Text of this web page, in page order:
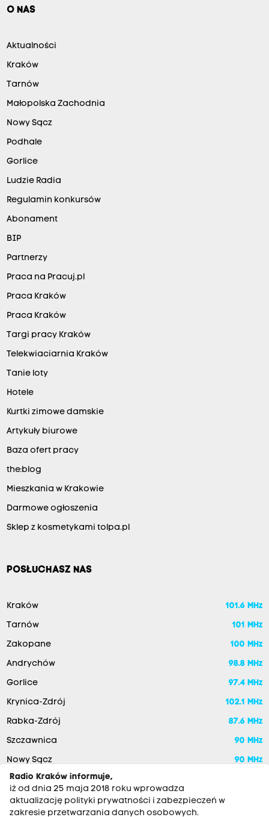
O NAS
Aktualności
Kraków
Tarnów
Małopolska Zachodnia
Nowy Sącz
Podhale
Gorlice
Ludzie Radia
Regulamin konkursów
Abonament
BIP
Partnerzy
Praca na Pracuj.pl
Praca Kraków
Praca Kraków
Targi pracy Kraków
Telekwiaciarnia Kraków
Tanie loty
Hotele
Kurtki zimowe damskie
Artykuły biurowe
Baza ofert pracy
the:blog
Mieszkania w Krakowie
Darmowe ogłoszenia
Sklep z kosmetykami tolpa.pl
POSŁUCHASZ NAS
Kraków 101.6 MHz
Tarnów 101 MHz
Zakopane 100 MHz
Andrychów 98.8 MHz
Gorlice 97.4 MHz
Krynica-Zdrój 102.1 MHz
Rabka-Zdrój 87.6 MHz
Szczawnica 90 MHz
Nowy Sącz
90 MHz
Radio Kraków informuje,
iż od dnia 25 maja 2018 roku wprowadza
aktualizację polityki prywatności i zabezpieczeń w
zakresie przetwarzania danych osobowych.